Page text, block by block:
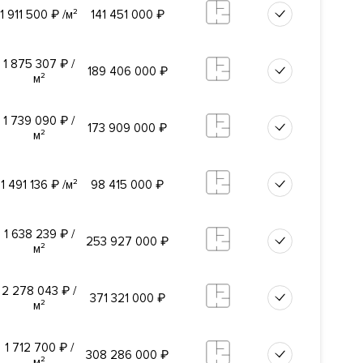
1 911 500 ₽ /м² 141 451 000 ₽
1 875 307 ₽ /
м²
189 406 000 ₽
1 739 090 ₽ /
м²
173 909 000 ₽
1 491 136 ₽/м² 98 415 000 ₽
1 638 239 ₽/
м²
253 927 000 ₽
2 278 043 ₽ /
м²
371 321 000 ₽
1 712 700 ₽/
308 286 000 ₽